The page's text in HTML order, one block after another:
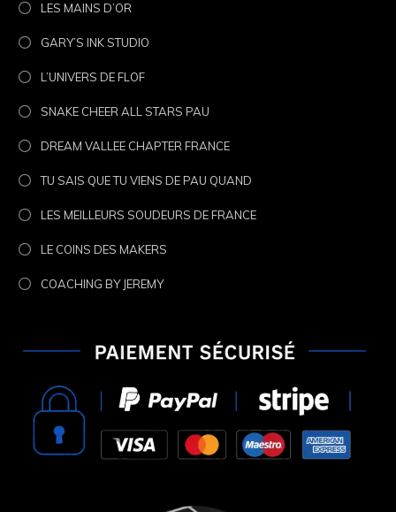
LES MAINS D’OR
GARY’S INK STUDIO
L’UNIVERS DE FLOF
SNAKE CHEER ALL STARS PAU
DREAM VALLEE CHAPTER FRANCE
TU SAIS QUE TU VIENS DE PAU QUAND
LES MEILLEURS SOUDEURS DE FRANCE
LE COINS DES MAKERS
COACHING BY JEREMY